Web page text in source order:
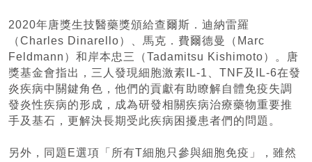
2020年唐獎生技醫藥獎頒給查爾斯．迪納雷羅
（Charles Dinarello）、馬克．費爾德曼（Marc
Feldmann）和岸本忠三（Tadamitsu Kishimoto）。唐
獎基金會指出，三人發現細胞激素IL-1、TNF及IL-6在發
炎疾病中關鍵角色，他們的貢獻有助瞭解自體免疫失調
發炎性疾病的形成，成為研發相關疾病治療藥物重要推
手及基石，更解決長期受此疾病困擾患者們的問題。
另外，同題E選項「所有T細胞只參與細胞免疫」，雖然